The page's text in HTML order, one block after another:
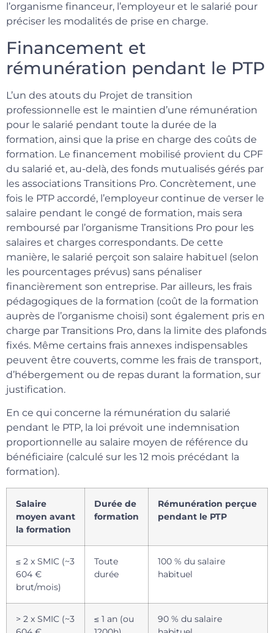
l’organisme financeur, l’employeur et le salarié pour
préciser les modalités de prise en charge.
Financement et
rémunération pendant le PTP
L’un des atouts du Projet de transition
professionnelle est le maintien d’une rémunération
pour le salarié pendant toute la durée de la
formation, ainsi que la prise en charge des coûts de
formation. Le financement mobilisé provient du CPF
du salarié et, au-delà, des fonds mutualisés gérés par
les associations Transitions Pro. Concrètement, une
fois le PTP accordé, l’employeur continue de verser le
salaire pendant le congé de formation, mais sera
remboursé par l’organisme Transitions Pro pour les
salaires et charges correspondants. De cette
manière, le salarié perçoit son salaire habituel (selon
les pourcentages prévus) sans pénaliser
financièrement son entreprise. Par ailleurs, les frais
pédagogiques de la formation (coût de la formation
auprès de l’organisme choisi) sont également pris en
charge par Transitions Pro, dans la limite des plafonds
fixés. Même certains frais annexes indispensables
peuvent être couverts, comme les frais de transport,
d’hébergement ou de repas durant la formation, sur
justification.
En ce qui concerne la rémunération du salarié
pendant le PTP, la loi prévoit une indemnisation
proportionnelle au salaire moyen de référence du
bénéficiaire (calculé sur les 12 mois précédant la
formation).
Salaire
moyen avant
la formation
Durée de
formation
Rémunération perçue
pendant le PTP
≤ 2 x SMIC (~3
604 €
brut/mois)
Toute
durée
100 % du salaire
habituel
> 2 x SMIC (~3
≤ 1 an (ou
90 % du salaire